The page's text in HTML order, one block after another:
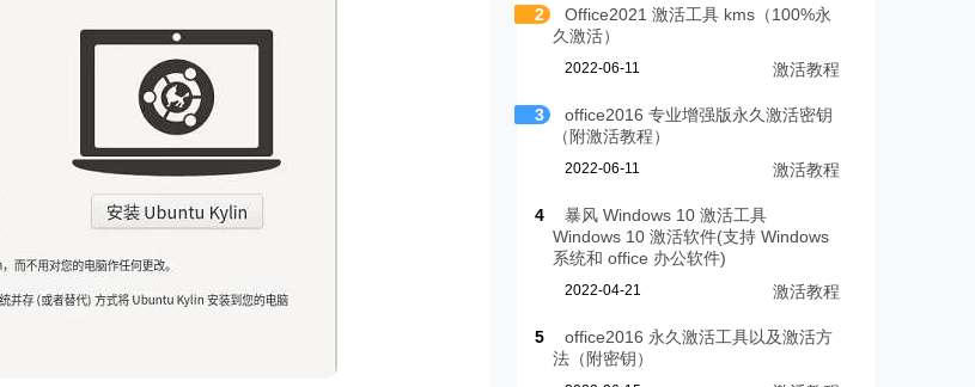
2
Office2021 激活工具 kms（100%永
久激活）
2022-06-11 激活教程
3
office2016 专业增强版永久激活密钥
（附激活教程）
2022-06-11 激活教程
4
暴风 Windows 10 激活工具
Windows 10 激活软件(支持 Windows
系统和 office 办公软件)
2022-04-21 激活教程
5
office2016 永久激活工具以及激活方
法（附密钥）